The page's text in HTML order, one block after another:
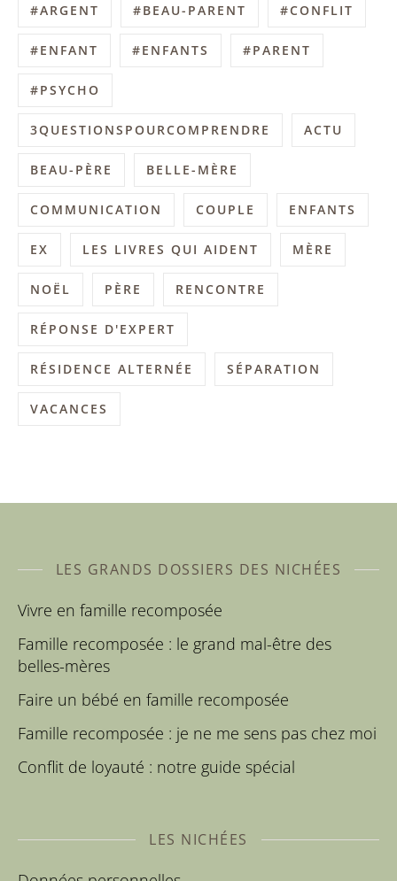
#ARGENT #BEAU-PARENT #CONFLIT
#ENFANT #ENFANTS #PARENT
#PSYCHO
3QUESTIONSPOURCOMPRENDRE ACTU
BEAU-PÈRE BELLE-MÈRE
COMMUNICATION COUPLE ENFANTS
EX LES LIVRES QUI AIDENT MÈRE
NOËL PÈRE RENCONTRE
RÉPONSE D'EXPERT
RÉSIDENCE ALTERNÉE SÉPARATION
VACANCES
LES GRANDS DOSSIERS DES NICHÉES
Vivre en famille recomposée
Famille recomposée : le grand mal-être des
belles-mères
Faire un bébé en famille recomposée
Famille recomposée : je ne me sens pas chez moi
Conflit de loyauté : notre guide spécial
LES NICHÉES